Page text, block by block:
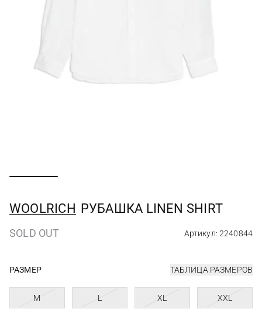
WOOLRICH РУБАШКА LINEN SHIRT
SOLD OUT Артикул: 2240844
РАЗМЕР ТАБЛИЦА РАЗМЕРОВ
M L XL XXL